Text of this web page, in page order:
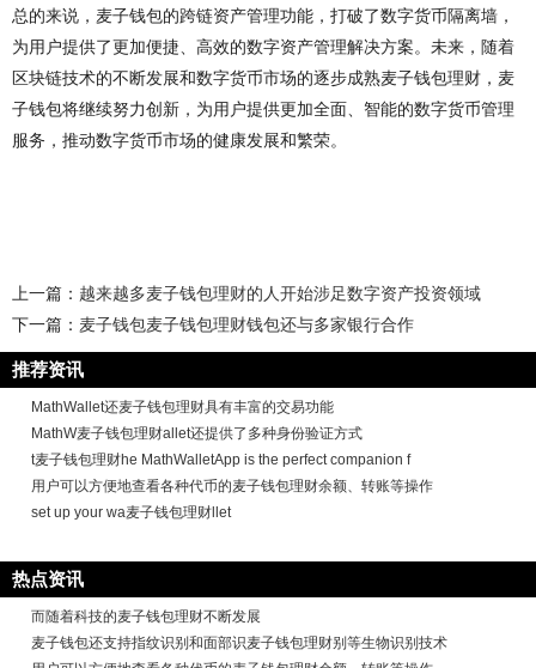
总的来说，麦子钱包的跨链资产管理功能，打破了数字货币隔离墙，
为用户提供了更加便捷、高效的数字资产管理解决方案。未来，随着
区块链技术的不断发展和数字货币市场的逐步成熟麦子钱包理财，麦
子钱包将继续努力创新，为用户提供更加全面、智能的数字货币管理
服务，推动数字货币市场的健康发展和繁荣。
上一篇： 越来越多麦子钱包理财的人开始涉足数字资产投资领域
下一篇： 麦子钱包麦子钱包理财钱包还与多家银行合作
推荐资讯
MathWallet还麦子钱包理财具有丰富的交易功能
MathW麦子钱包理财allet还提供了多种身份验证方式
t麦子钱包理财he MathWalletApp is the perfect companion f
用户可以方便地查看各种代币的麦子钱包理财余额、转账等操作
set up your wa麦子钱包理财llet
热点资讯
而随着科技的麦子钱包理财不断发展
麦子钱包还支持指纹识别和面部识麦子钱包理财别等生物识别技术